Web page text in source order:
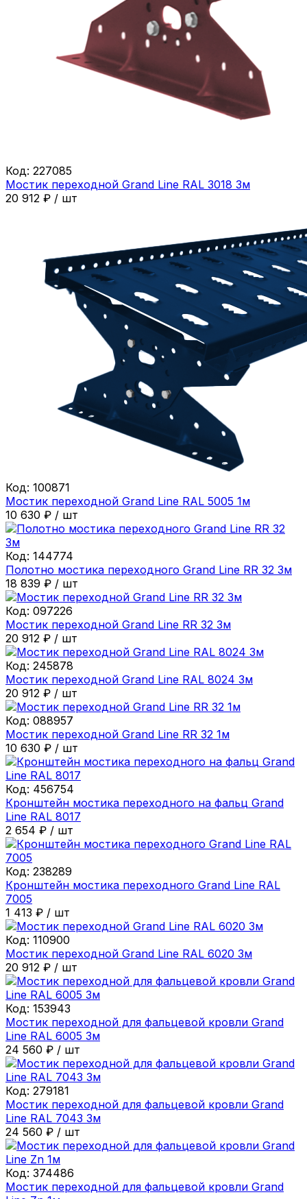
Код: 227085
Мостик переходной Grand Line RAL 3018 3м
20 912 ₽ / шт
Код: 100871
Мостик переходной Grand Line RAL 5005 1м
10 630 ₽ / шт
Код: 144774
Полотно мостика переходного Grand Line RR 32 3м
18 839 ₽ / шт
Код: 097226
Мостик переходной Grand Line RR 32 3м
20 912 ₽ / шт
Код: 245878
Мостик переходной Grand Line RAL 8024 3м
20 912 ₽ / шт
Код: 088957
Мостик переходной Grand Line RR 32 1м
10 630 ₽ / шт
Код: 456754
Кронштейн мостика переходного на фальц Grand
Line RAL 8017
2 654 ₽ / шт
Код: 238289
Кронштейн мостика переходного Grand Line RAL
7005
1 413 ₽ / шт
Код: 110900
Мостик переходной Grand Line RAL 6020 3м
20 912 ₽ / шт
Код: 153943
Мостик переходной для фальцевой кровли Grand
Line RAL 6005 3м
24 560 ₽ / шт
Код: 279181
Мостик переходной для фальцевой кровли Grand
Line RAL 7043 3м
24 560 ₽ / шт
Код: 374486
Мостик переходной для фальцевой кровли Grand